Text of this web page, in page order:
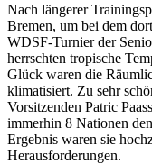
Nach längerer
Bremen, um bei dem
WDSF-Turnier der
herrschten tropische
Glück waren die
klimatisiert. Zu sehr
Vorsitzenden Patric
immerhin 8 Nationen
Ergebnis waren sie
Herausforderungen.